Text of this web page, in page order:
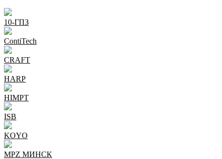
10-ГПЗ
ContiTech
CRAFT
HARP
HIMPT
ISB
KOYO
MPZ МИНСК